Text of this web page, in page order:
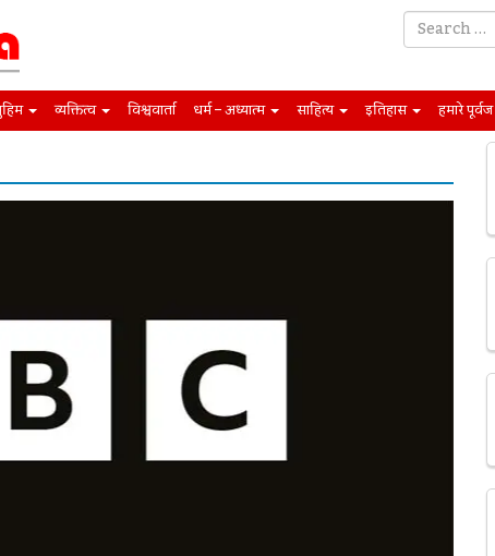
व्यक्तित्व विश्ववार्ता धर्म – अध्यात्म साहित्य इतिहास हमारे पूर्वज